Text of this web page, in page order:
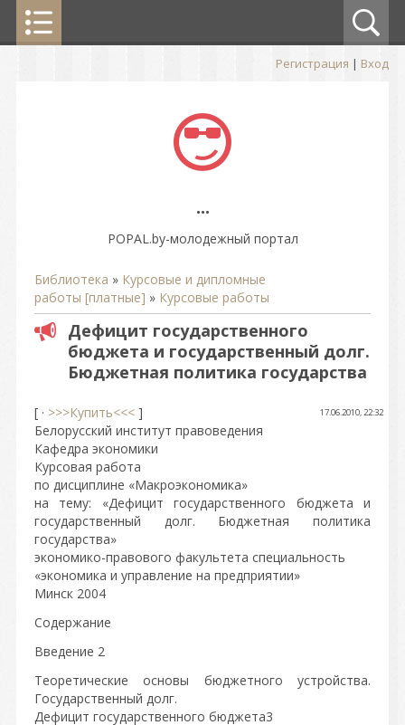
Регистрация | Вход
...
POPAL.by-молодежный портал
Библиотека » Курсовые и дипломные
работы [платные] » Курсовые работы
Дефицит государственного
бюджета и государственный долг.
Бюджетная политика государства
[ · >>>Купить<<< ] 17.06.2010, 22:32
Белорусский институт правоведения
Кафедра экономики
Курсовая работа
по дисциплине «Макроэкономика»
на тему: «Дефицит государственного бюджета и
государственный долг. Бюджетная политика
государства»
экономико-правового факультета специальность
«экономика и управление на предприятии»
Минск 2004
Содержание
Введение 2
Теоретические основы бюджетного устройства.
Государственный долг.
Дефицит государственного бюджета3